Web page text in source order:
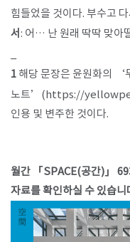
힘들었을 것이다. 부수고
서 : 어… 난 원래 딱딱 맞아
1 해당 문장은 윤원화의 ‘
노트’(https://
인용 및 변주한 것이다.
월간 「SPACE(공간)」
자료를 확인하실 수 있습니